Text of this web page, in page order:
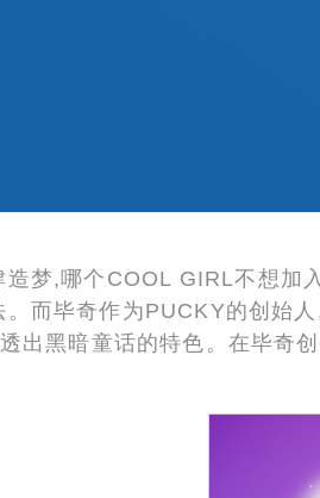
造梦,哪个COOL GIRL不想加
。而毕奇作为PUCKY的创始
出黑暗童话的特色。在毕奇